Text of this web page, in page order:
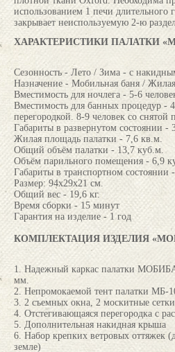
использованием 1 печи длительного
закрывает неиспользуемую 2-ю
ХАРАКТЕРИСТИКИ ПАЛАТКИ
Сезонность - Лето / Зима - с
Назначение - Мобильная баня / Жилая
Вместимость для ночлега - 5-6
Вместимость для банных процедур -
перегородкой. 8-9 человек со снятой
Габариты в развернутом состоянии -
Жилая площадь палатки - 7,6 кв.м.
Общий объём палатки - 13,7 куб.м.
Объём парильного помещения - 6,9
Габариты в транспортном состоянии
Размер: 94х29х21 см.
Общий вес - 19,6 кг.
Время сборки - 15 минут
Гарантия на изделие - 1 год
КОМПЛЕКТАЦИЯ ИЗДЕЛИЯ
1. Надежный каркас палатки
мм.
2. Непромокаемой тент палатки МБ-
3. 2 съемных окна, 2 москитные
4. Отстегивающаяся перегородка с
5. Дополнительная накидная крыша
6. Набор крепких ветровых оттяжек
земле)